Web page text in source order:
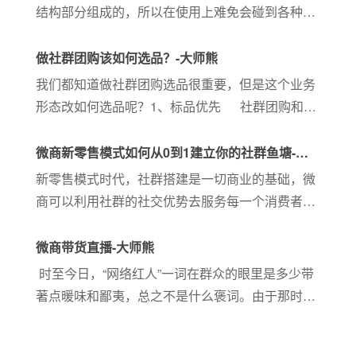
结构部分组成的，所以在使用上难免会碰到各种各
的层级设置问题。那么要如何在管理系统中设置
呢？记账熊系统可以设置多少...
做社群团购该如何选品？-大师熊
我们都知道做社群团购选品很重要，但是这个业务
形态改如何选品呢？1、标品优先 社群团购和其
几千款产品，你没有办法对所有商品进行深度研究
和口碑...
微商新零售模式如何从0到1建立你的社群鱼塘-大
师熊
新零售模式时代，社群搭建是一切商业的基础，微
商可以利用社群的社交优势去服务每一个消费者，
师熊为你解答。
微商带货直播-大师熊
时至今日，“网络红人”一词在群众的眼里是多少带
著点暖味和鄙夷，总之不是什么褒词。由于那时的